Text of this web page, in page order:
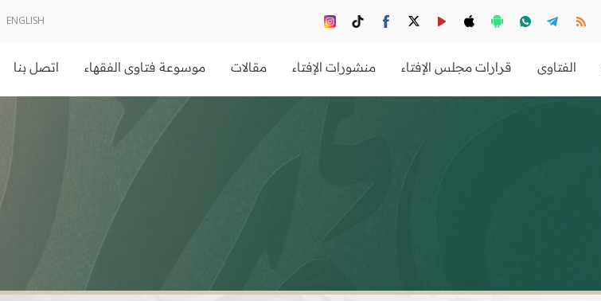
ENGLISH
الفتاوى قرارات مجلس الإفتاء منشورات الإفتاء مقالات موسوعة فتاوى الفقهاء اتصل بنا